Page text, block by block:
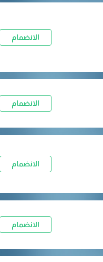
الانضمام
الانضمام
الانضمام
الانضمام